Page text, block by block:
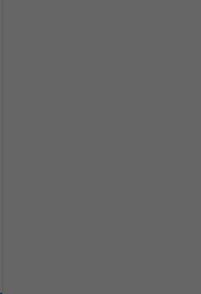
um temporär